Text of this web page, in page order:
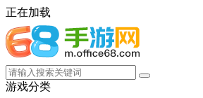
正在加载
游戏分类